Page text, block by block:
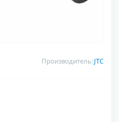
Производитель:JTC